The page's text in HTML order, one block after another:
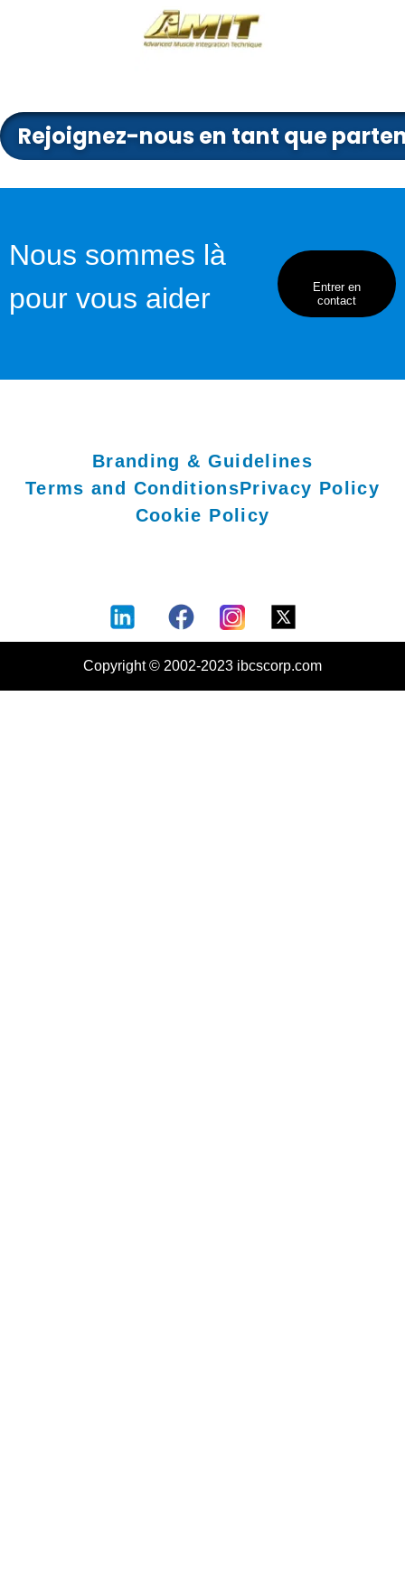
Rejoignez-nous en tant que
Nous sommes là
pour vous aider
Entrer en
contact
Branding & Guidelines
Terms and ConditionsPrivacy Policy
Cookie Policy
Copyright © 2002-2023 ibcscorp.com